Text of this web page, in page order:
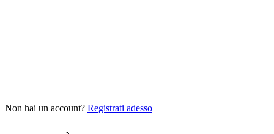
Non hai un account? Registrati adesso